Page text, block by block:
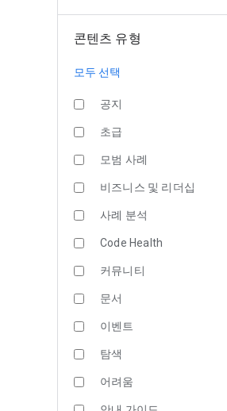
콘텐츠 유형
모두 선택
공지
초급
모범 사례
비즈니스 및 리더십
사례 분석
Code Health
커뮤니티
문서
이벤트
탐색
어려움